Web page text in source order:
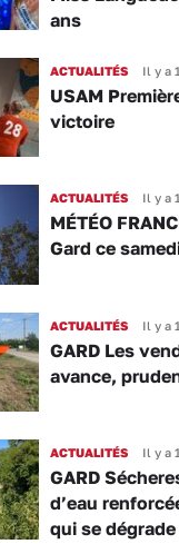
ans
ACTUALITÉS Il y a
USAM
victoire
ACTUALITÉS Il y a
MÉTÉO
Gard ce
ACTUALITÉS Il y a
GARD Les
avance,
ACTUALITÉS Il y a
GARD
d’eau
qui se dégrade